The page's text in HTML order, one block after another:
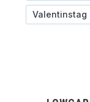
Valentinstag